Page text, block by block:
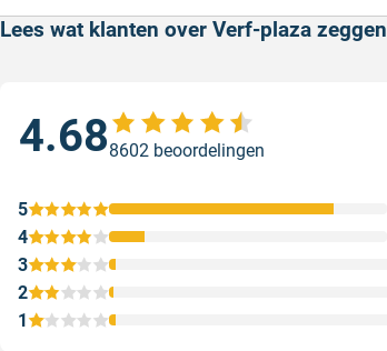
Lees wat klanten over Verf-plaza zeggen
4.688602 beoordelingen
1
2
3
4
5